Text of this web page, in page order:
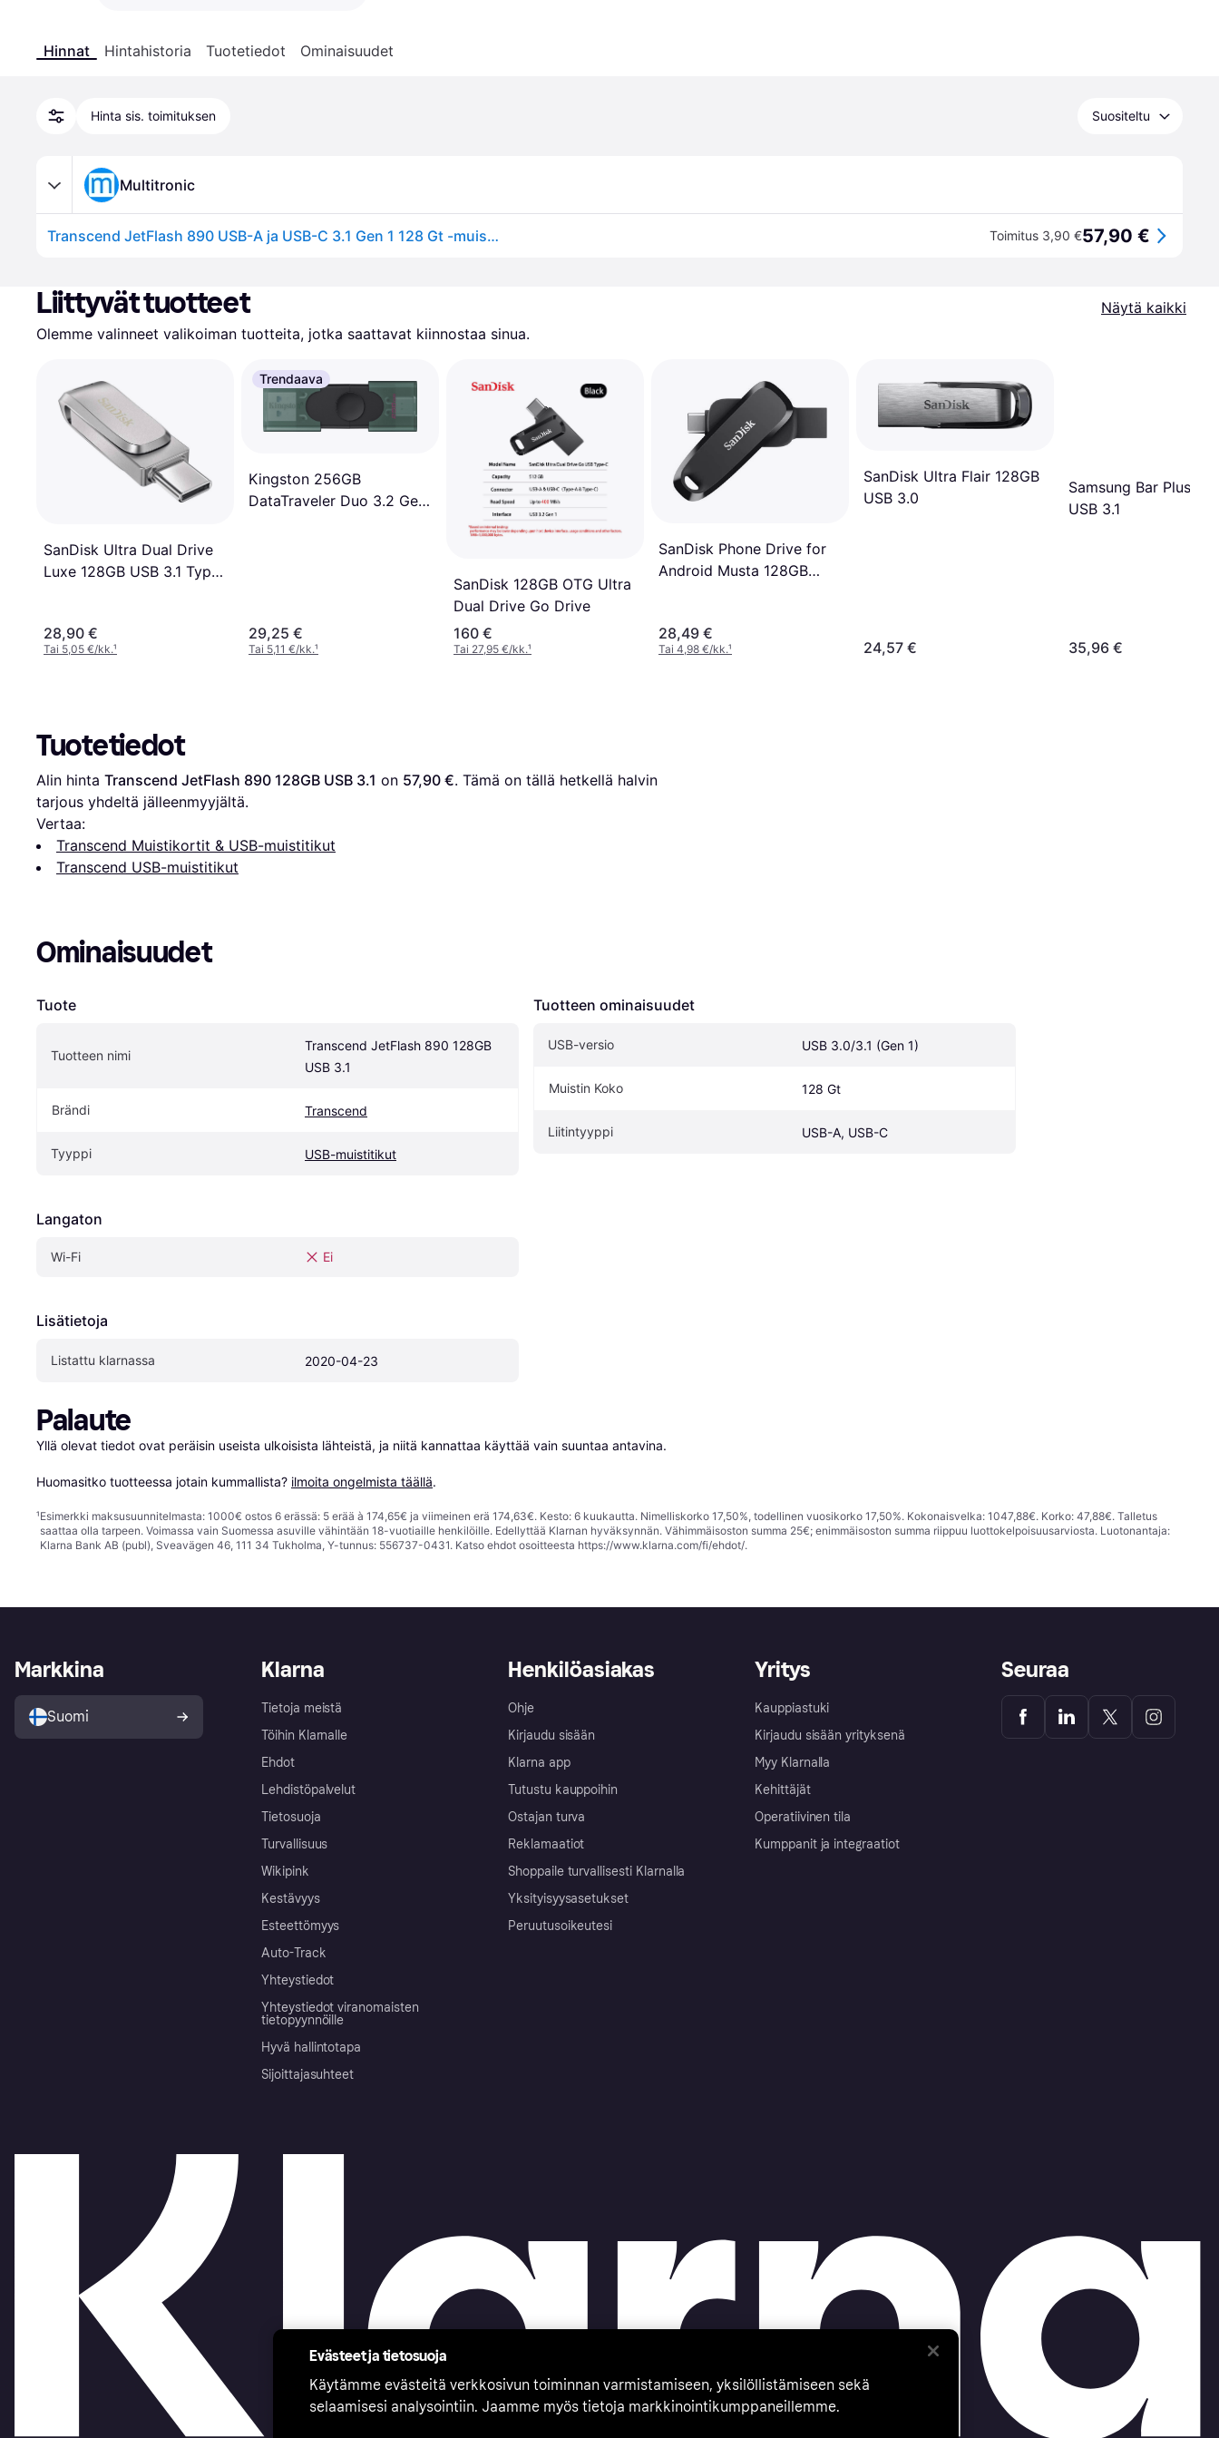
Hinnat Hintahistoria Tuotetiedot Ominaisuudet
Hinta sis. toimituksen Suositeltu
Multitronic
Transcend JetFlash 890 USB-A ja USB-C 3.1 Gen 1 128 Gt -muistitikku, hopea Toimitus 3,90 €57,90 €
Liittyvät tuotteet
Näytä kaikki
Olemme valinneet valikoiman tuotteita, jotka saattavat kiinnostaa sinua.
SanDisk Ultra Dual Drive
Luxe 128GB USB 3.1 Type
28,90 €
Tai 5,05 €/kk.¹
Trendaava
Kingston 256GB
DataTraveler Duo 3.2 Gen
29,25 €
Tai 5,11 €/kk.¹
SanDisk 128GB OTG Ultra
Dual Drive Go Drive
160 €
Tai 27,95 €/kk.¹
SanDisk Phone Drive for
Android Musta 128GB
28,49 €
Tai 4,98 €/kk.¹
SanDisk Ultra Flair 128GB
USB 3.0
24,57 €
Samsung Bar Plus
USB 3.1
35,96 €
Tuotetiedot
Alin hinta Transcend JetFlash 890 128GB USB 3.1 on 57,90 €. Tämä on tällä hetkellä halvin
tarjous yhdeltä jälleenmyyjältä.
Vertaa:
Transcend Muistikortit & USB-muistitikut
Transcend USB-muistitikut
Ominaisuudet
Tuote
Tuotteen nimi
Transcend JetFlash 890 128GB
USB 3.1
Brändi Transcend
Tyyppi USB-muistitikut
Langaton
Wi-Fi Ei
Lisätietoja
Listattu klarnassa 2020-04-23
Tuotteen ominaisuudet
USB-versio USB 3.0/3.1 (Gen 1)
Muistin Koko 128 Gt
Liitintyyppi USB-A, USB-C
Palaute
Yllä olevat tiedot ovat peräisin useista ulkoisista lähteistä, ja niitä kannattaa käyttää vain suuntaa antavina.
Huomasitko tuotteessa jotain kummallista? ilmoita ongelmista täällä.
¹Esimerkki maksusuunnitelmasta: 1000€ ostos 6 erässä: 5 erää à 174,65€ ja viimeinen erä 174,63€. Kesto: 6 kuukautta. Nimelliskorko 17,50%, todellinen vuosikorko 17,50%. Kokonaisvelka: 1047,88€. Korko: 47,88€. Talletus
saattaa olla tarpeen. Voimassa vain Suomessa asuville vähintään 18-vuotiaille henkilöille. Edellyttää Klarnan hyväksynnän. Vähimmäisoston summa 25€; enimmäisoston summa riippuu luottokelpoisuusarviosta. Luotonantaja:
Klarna Bank AB (publ), Sveavägen 46, 111 34 Tukholma, Y-tunnus: 556737-0431. Katso ehdot osoitteesta https://www.klarna.com/fi/ehdot/.
Klarna
Tietoja meistä
Töihin Klarnalle
Ehdot
Lehdistöpalvelut
Tietosuoja
Turvallisuus
Wikipink
Kestävyys
Esteettömyys
Auto-Track
Yhteystiedot
Yhteystiedot viranomaisten
tietopyynnöille
Hyvä hallintotapa
Sijoittajasuhteet
Henkilöasiakas
Ohje
Kirjaudu sisään
Klarna app
Tutustu kauppoihin
Ostajan turva
Reklamaatiot
Shoppaile turvallisesti Klarnalla
Yksityisyysasetukset
Peruutusoikeutesi
Yritys
Kauppiastuki
Kirjaudu sisään yrityksenä
Myy Klarnalla
Kehittäjät
Operatiivinen tila
Kumppanit ja integraatiot
Markkina
Suomi
Seuraa
Evästeet ja tietosuoja
Käytämme evästeitä verkkosivun toiminnan varmistamiseen, yksilöllistämiseen sekä
selaamisesi analysointiin. Jaamme myös tietoja markkinointikumppaneillemme.